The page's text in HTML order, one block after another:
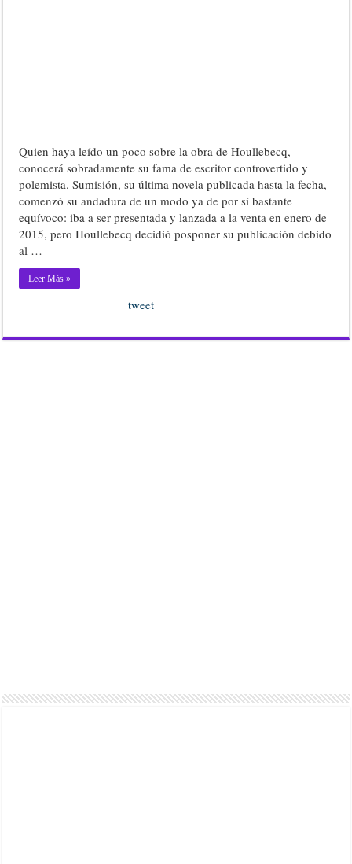
Quien haya leído un poco sobre la obra de Houllebecq,
conocerá sobradamente su fama de escritor controvertido y
polemista. Sumisión, su última novela publicada hasta la fecha,
comenzó su andadura de un modo ya de por sí bastante
equívoco: iba a ser presentada y lanzada a la venta en enero de
2015, pero Houllebecq decidió posponer su publicación debido
al …
Leer Más »
tweet